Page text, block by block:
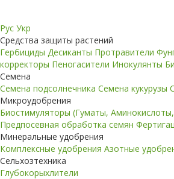
Рус Укр
Средства защиты растений
Гербициды Десиканты Протравители
корректоры Пеногасители Инокулянты
Семена
Семена подсолнечника Семена кукурузы
Микроудобрения
Биостимуляторы (Гуматы,
Предпосевная обработка семян
Минеральные удобрения
Комплексные удобрения Азотные
Сельхозтехника
Глубокорыхлители